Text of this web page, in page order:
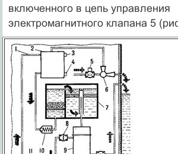
включенного в цепь управления
электромагнитного клапана 5